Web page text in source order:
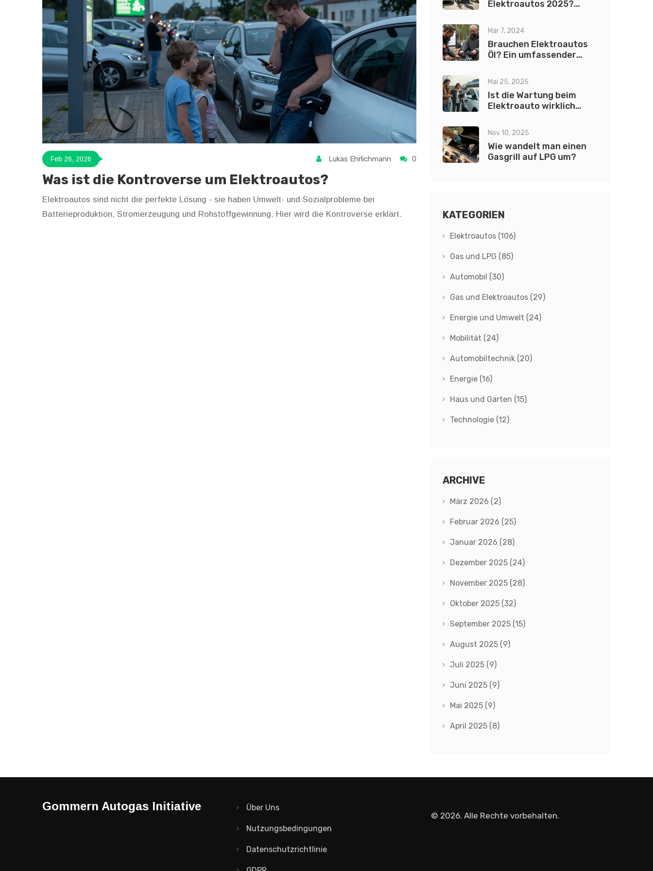
Feb 26, 2026 Lukas Ehrlichmann 0
Was ist die Kontroverse um Elektroautos?
Elektroautos sind nicht die perfekte Lösung - sie haben Umwelt- und Sozialprobleme bei
Batterieproduktion, Stromerzeugung und Rohstoffgewinnung. Hier wird die Kontroverse erklärt.
Elektroautos 2025?
wirklich zählt
Mär 7, 2024
Brauchen Elektroautos
Öl? Ein umfassender
Mai 25, 2025
Ist die Wartung beim
Elektroauto wirklich
Nov 10, 2025
Wie wandelt man einen
Gasgrill auf LPG um?
KATEGORIEN
Elektroautos (106)
Gas und LPG (85)
Automobil (30)
Gas und Elektroautos (29)
Energie und Umwelt (24)
Mobilität (24)
Automobiltechnik (20)
Energie (16)
Haus und Garten (15)
Technologie (12)
ARCHIVE
März 2026 (2)
Februar 2026 (25)
Januar 2026 (28)
Dezember 2025 (24)
November 2025 (28)
Oktober 2025 (32)
September 2025 (15)
August 2025 (9)
Juli 2025 (9)
Juni 2025 (9)
Mai 2025 (9)
April 2025 (8)
Gommern Autogas Initiative Über Uns
Nutzungsbedingungen
Datenschutzrichtlinie
© 2026. Alle Rechte vorbehalten.